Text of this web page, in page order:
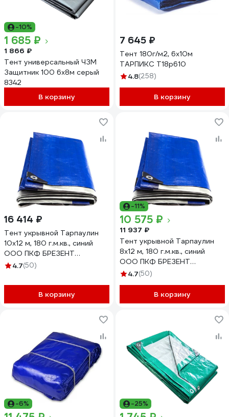
-10%
1 685 ₽
1 866 ₽
Тент универсальный ЧЗМ
Защитник 100 6х8м серый
8342
В корзину
7 645 ₽
Тент 180г/м2, 6х10м
ТАРПИКС Т18р610
4.8(258)
В корзину
16 414 ₽
Тент укрывной Тарпаулин
10х12 м, 180 г.м.кв., синий
ООО ПКФ БРЕЗЕНТ
В10121802
4.7(50)
В корзину
-11%
10 575 ₽
11 937 ₽
Тент укрывной Тарпаулин
8х12 м, 180 г.м.кв., синий
ООО ПКФ БРЕЗЕНТ
В81218020
4.7(50)
В корзину
-6% -25%